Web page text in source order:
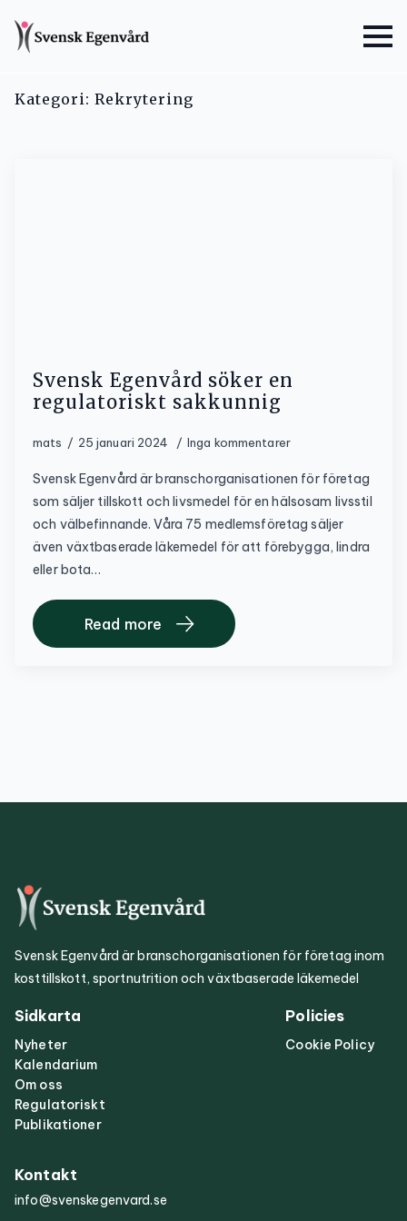
Kategori: Rekrytering
Svensk Egenvård söker en
regulatoriskt sakkunnig
mats 25 januari 2024 Inga kommentarer
Svensk Egenvård är branschorganisationen för företag
som säljer tillskott och livsmedel för en hälsosam livsstil
och välbefinnande. Våra 75 medlemsföretag säljer
även växtbaserade läkemedel för att förebygga, lindra
eller bota…
Read more
Svensk Egenvård är branschorganisationen för företag inom
kosttillskott, sportnutrition och växtbaserade läkemedel
Sidkarta
Nyheter
Kalendarium
Om oss
Regulatoriskt
Publikationer
Policies
Cookie Policy
Kontakt
info@svenskegenvard.se